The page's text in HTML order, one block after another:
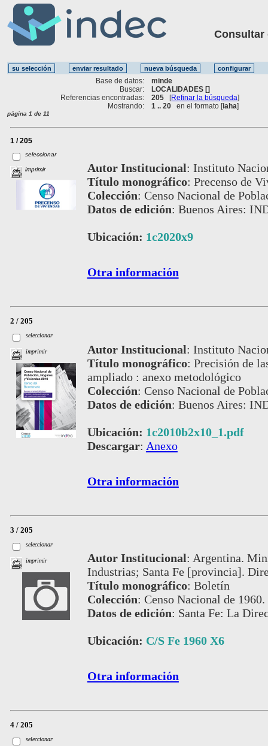
Consultar
Base de datos:
minde
Buscar:
LOCALIDADES []
Referencias encontradas:
205 [Refinar la búsqueda]
Mostrando:
1 .. 20 en el formato [iaha]
página 1 de 11
1 / 205
seleccionar
imprimir Autor Institucional: Instituto
Título monográfico: Precenso de
Colección: Censo Nacional de
Datos de edición: Buenos Aires:
Ubicación: 1c2020x9
Otra información
2 / 205
seleccionar
imprimir Autor Institucional: Instituto
Título monográfico: Precisión de
ampliado : anexo metodológico
Colección: Censo Nacional de
Datos de edición: Buenos Aires:
Ubicación: 1c2010b2x10_1.pdf
Descargar: Anexo
Otra información
3 / 205
seleccionar
imprimir Autor Institucional: Argentina.
Industrias; Santa Fe [provincia].
Título monográfico: Boletín
Colección: Censo Nacional de 1960.
Datos de edición: Santa Fe: La
Ubicación: C/S Fe 1960 X6
Otra información
4 / 205
seleccionar